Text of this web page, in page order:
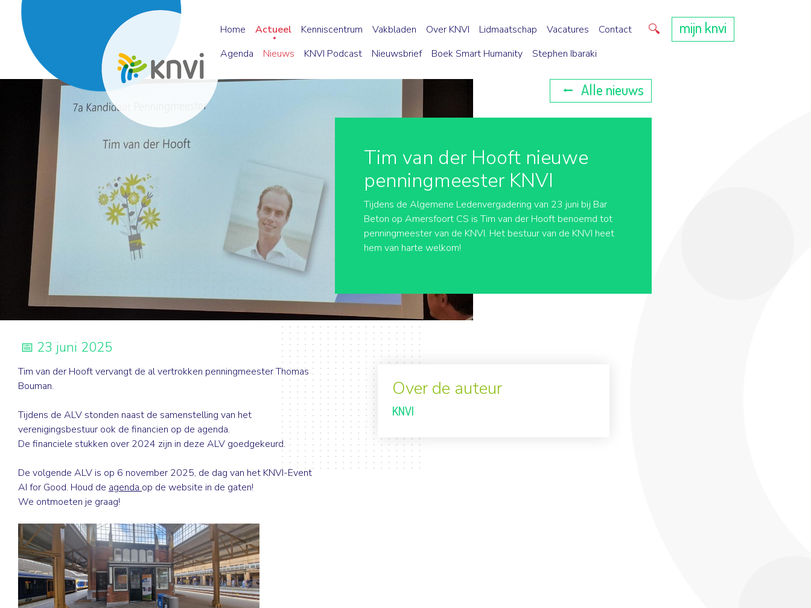
Home
Actueel
Agenda
Nieuws KNVI Podcast Nieuwsbrief Boek Smart Humanity Stephen Ibaraki
Kenniscentrum Vakbladen Over KNVI Lidmaatschap Vacatures Contact Direct zoeken
mijn knvi
Alle nieuws
Tim van der Hooft nieuwe
penningmeester KNVI
Tijdens de Algemene Ledenvergadering van 23 juni bij Bar
Beton op Amersfoort CS is Tim van der Hooft benoemd tot
penningmeester van de KNVI. Het bestuur van de KNVI heet
hem van harte welkom!
23 juni 2025
Tim van der Hooft vervangt de al vertrokken penningmeester Thomas
Bouman.
Tijdens de ALV stonden naast de samenstelling van het
verenigingsbestuur ook de financien op de agenda.
De financiele stukken over 2024 zijn in deze ALV goedgekeurd.
De volgende ALV is op 6 november 2025, de dag van het KNVI-Event
AI for Good. Houd de agenda op de website in de gaten!
We ontmoeten je graag!
Over de auteur
KNVI